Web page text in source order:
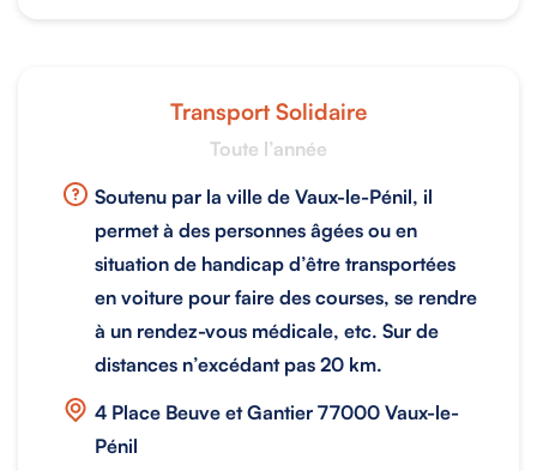
Transport Solidaire
Toute l’année
Soutenu par la ville de Vaux-le-Pénil, il
permet à des personnes âgées ou en
situation de handicap d’être transportées
en voiture pour faire des courses, se rendre
à un rendez-vous médicale, etc. Sur de
distances n’excédant pas 20 km.
4 Place Beuve et Gantier 77000 Vaux-le-
Pénil